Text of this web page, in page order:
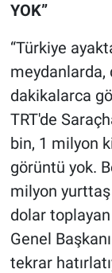
YOK”
“Türkiye
meydanlarda,
dakikalarca
TRT'de
bin, 1 milyon
görüntü yok.
milyon yurttaş
dolar
Genel
tekrar